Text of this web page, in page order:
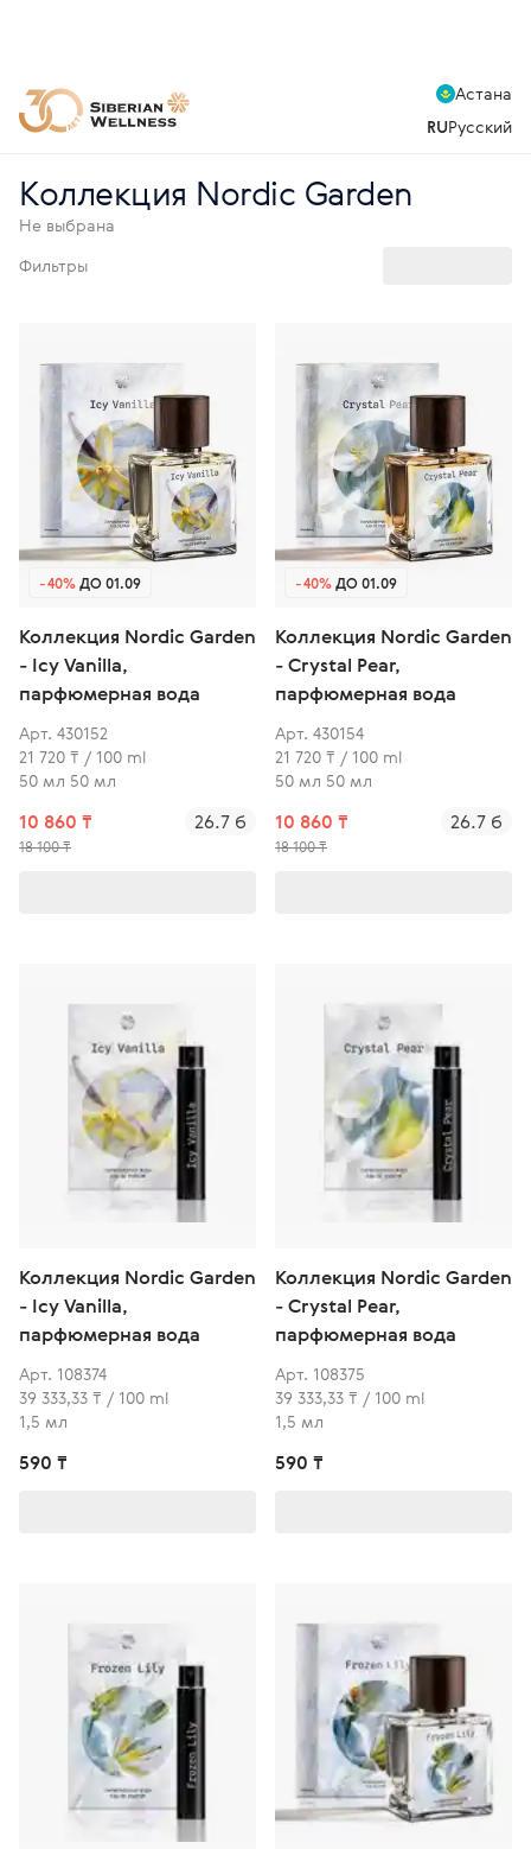
Астана
RUРусский
Коллекция Nordic Garden
Не выбрана
Фильтры
-40%ДО 01.09
Коллекция Nordic Garden
- Icy Vanilla,
парфюмерная вода
Арт. 430152
21 720 ₸ / 100 ml
50 мл 50 мл
10 860 ₸
18 100 ₸
26.7 б
-40%ДО 01.09
Коллекция Nordic Garden
- Crystal Pear,
парфюмерная вода
Арт. 430154
21 720 ₸ / 100 ml
50 мл 50 мл
10 860 ₸
18 100 ₸
26.7 б
Коллекция Nordic Garden
- Icy Vanilla,
парфюмерная вода
Арт. 108374
39 333,33 ₸ / 100 ml
1,5 мл
590 ₸
Коллекция Nordic Garden
- Crystal Pear,
парфюмерная вода
Арт. 108375
39 333,33 ₸ / 100 ml
1,5 мл
590 ₸